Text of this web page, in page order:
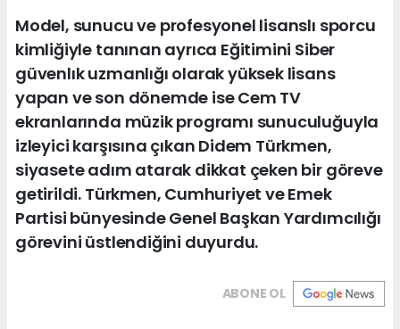
Model, sunucu ve profesyonel lisanslı sporcu
kimliğiyle tanınan ayrıca Eğitimini Siber
güvenlık uzmanlığı olarak yüksek lisans
yapan ve son dönemde ise Cem TV
ekranlarında müzik programı sunuculuğuyla
izleyici karşısına çıkan Didem Türkmen,
siyasete adım atarak dikkat çeken bir göreve
getirildi. Türkmen, Cumhuriyet ve Emek
Partisi bünyesinde Genel Başkan Yardımcılığı
görevini üstlendiğini duyurdu.
ABONE OL